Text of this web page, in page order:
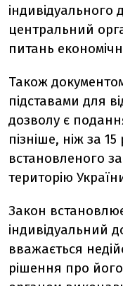
центральний
питань
Також
підставами для
дозволу є
пізніше, ніж за
встановленого
територію
Закон
індивідуальний
вважається
рішення про